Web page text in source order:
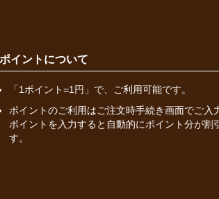
ポイントについて
「1ポイント=1円」で、ご利用可能です。
ポイントのご利用はご注文時手続き画面でご入
ポイントを入力すると自動的にポイント分が割
す。